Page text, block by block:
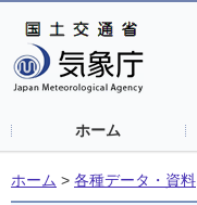
ホーム
ホーム > 各種データ・資料